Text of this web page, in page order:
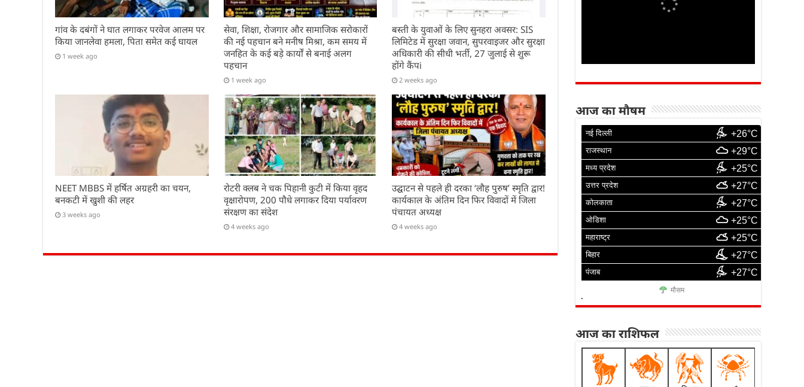
गांव के दबंगों ने घात लगाकर परवेज आलम पर
किया जानलेवा हमला, पिता समेत कई घायल
1 week ago
सेवा, शिक्षा, रोजगार और सामाजिक सरोकारों
की नई पहचान बने मनीष मिश्रा, कम समय में
जनहित के कई बड़े कार्यों से बनाई अलग
पहचान
1 week ago
बस्ती के युवाओं के लिए सुनहरा अवसर: SIS
लिमिटेड में सुरक्षा जवान, सुपरवाइजर और सुरक्षा
अधिकारी की सीधी भर्ती, 27 जुलाई से शुरू
होंगे कैंपi
2 weeks ago
NEET MBBS में हर्षित अग्रहरी का चयन,
बनकटी में खुशी की लहर
3 weeks ago
रोटरी क्लब ने चक पिहानी कुटी में किया वृहद
वृक्षारोपण, 200 पौधे लगाकर दिया पर्यावरण
संरक्षण का संदेश
4 weeks ago
उद्घाटन से पहले ही दरका ‘लौह पुरुष’ स्मृति द्वार!
कार्यकाल के अंतिम दिन फिर विवादों में जिला
पंचायत अध्यक्ष
4 weeks ago
आज का मौषम
नई दिल्ली +26°C
राजस्थान +29°C
मध्य प्रदेश +25°C
उत्तर प्रदेश +27°C
कोलकाता +27°C
ओडिशा +25°C
महाराष्ट्र +25°C
बिहार +27°C
पंजाब +27°C
मौसम
आज का राशिफल